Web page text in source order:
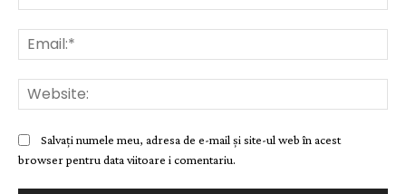
Salvați numele meu, adresa de e-mail și site-ul web în acest
browser pentru data viitoare i comentariu.